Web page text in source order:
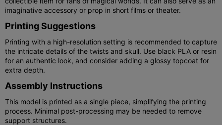
imaginative accessory or prop in short films or theater.
Printing Suggestions
Printing with a high-resolution setting is recommended to capture
the intricate details of the twists and skull. Use black PLA or resin
for an authentic look, and consider adding a glossy topcoat for
extra depth.
Assembly Instructions
This model is printed as a single piece, simplifying the printing
process. Minimal post-processing may be needed to remove
support structures.